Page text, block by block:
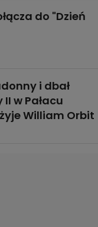
do "Dzień
i dbał
w Pałacu
William Orbit